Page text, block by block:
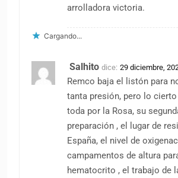
arrolladora victoria.
Cargando...
Salhito dice: 29 diciembre,
Remco baja el listón para
tanta presión, pero lo
toda por la Rosa, su
preparación , el lugar de
España, el nivel de
campamentos de altura
hematocrito , el trabajo de